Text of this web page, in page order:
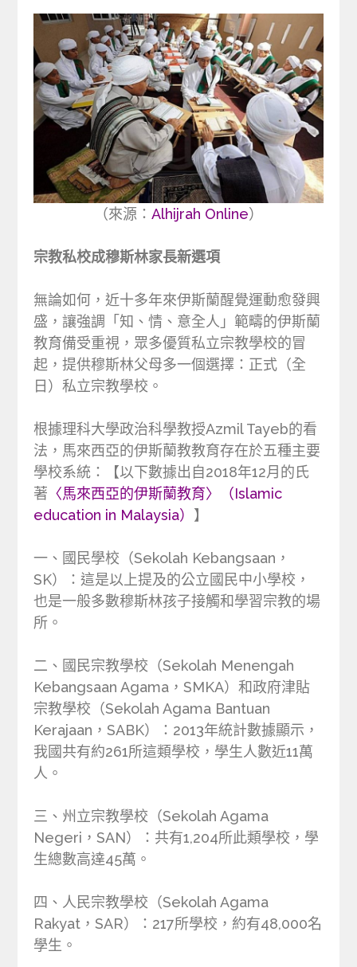
（來源： Alhijrah Online）
宗教私校成穆斯林家長新選項
無論如何，近十多年來伊斯蘭醒覺運動愈發興
盛，讓強調「知、情、意全人」範疇的伊斯蘭
教育備受重視，眾多優質私立宗教學校的冒
起，提供穆斯林父母多一個選擇：正式（全
日）私立宗教學校。
根據理科大學政治科學教授Azmil Tayeb的看
法，馬來西亞的伊斯蘭教教育存在於五種主要
學校系統：【以下數據出自2018年12月的氏
著 〈馬來西亞的伊斯蘭教育〉（Islamic
education in Malaysia） 】
一、國民學校（Sekolah Kebangsaan，
SK）：這是以上提及的公立國民中小學校，
也是一般多數穆斯林孩子接觸和學習宗教的場
所。
二、國民宗教學校（Sekolah Menengah
Kebangsaan Agama，SMKA）和政府津貼
宗教學校（Sekolah Agama Bantuan
Kerajaan，SABK）：2013年統計數據顯示，
我國共有約261所這類學校，學生人數近11萬
人。
三、州立宗教學校（Sekolah Agama
Negeri，SAN）：共有1,204所此類學校，學
生總數高達45萬。
四、人民宗教學校（Sekolah Agama
Rakyat，SAR）：217所學校，約有48,000名
學生。